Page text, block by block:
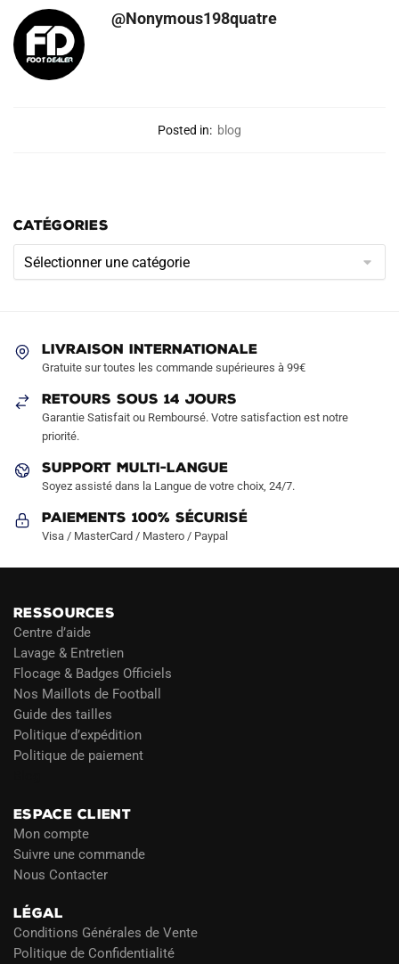
@Nonymous198quatre
Posted in: blog
CATÉGORIES
Catégories
LIVRAISON INTERNATIONALE
Gratuite sur toutes les commande supérieures à 99€
RETOURS SOUS 14 JOURS
Garantie Satisfait ou Remboursé. Votre satisfaction est notre
priorité.
SUPPORT MULTI-LANGUE
Soyez assisté dans la Langue de votre choix, 24/7.
Paiements 100% Sécurisé
Visa / MasterCard / Mastero / Paypal
RESSOURCES
Centre d’aide
Lavage & Entretien
Flocage & Badges Officiels
Nos Maillots de Football
Guide des tailles
Politique d’expédition
Politique de paiement
ESPACE CLIENT
Mon compte
Suivre une commande
Nous Contacter
LÉGAL
Conditions Générales de Vente
Politique de Confidentialité